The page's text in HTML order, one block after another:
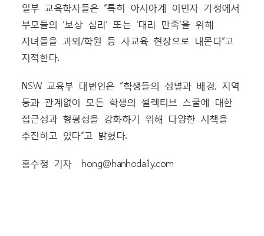
일부 교육학자들은 “특히 아시아계 이민자 가정에서
부모들의 ‘보상 심리’ 또는 ‘대리 만족’을 위해
자녀들을 과외/학원 등 사교육 현장으로 내몬다”고
지적한다.
NSW 교육부 대변인은 “학생들의 성별과 배경, 지역
등과 관계없이 모든 학생의 셀렉티브 스쿨에 대한
접근성과 형평성을 강화하기 위해 다양한 시책을
추진하고 있다”고 밝혔다.
홍수정 기자 hong@hanhodaily.com